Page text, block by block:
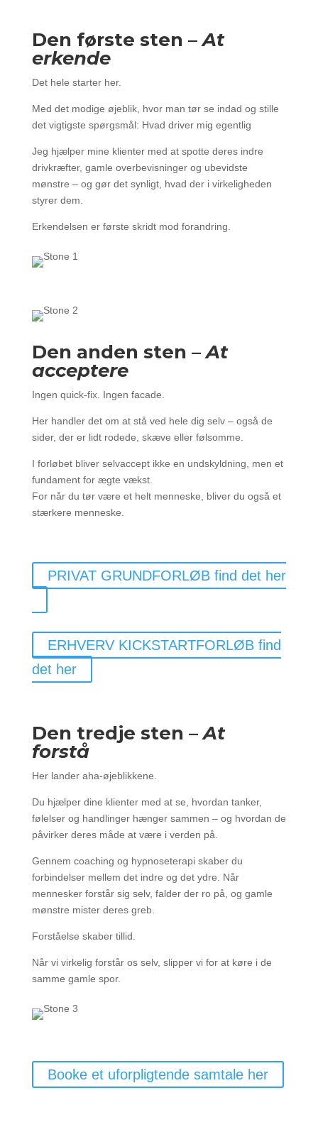
Den første sten –At
erkende
Det hele starter her.
Med det modige øjeblik, hvor man tør se indad og stille
det vigtigste spørgsmål: Hvad driver mig egentlig
Jeg hjælper mine klienter med at spotte deres indre
drivkræfter, gamle overbevisninger og ubevidste
mønstre – og gør det synligt, hvad der i virkeligheden
styrer dem.
Erkendelsen er første skridt mod forandring.
Den anden sten –At
acceptere
Ingen quick-fix. Ingen facade.
Her handler det om at stå ved hele dig selv – også de
sider, der er lidt rodede, skæve eller følsomme.
I forløbet bliver selvaccept ikke en undskyldning, men et
fundament for ægte vækst.
For når du tør være et helt menneske, bliver du også et
stærkere menneske.
PRIVAT GRUNDFORLØB find det her
ERHVERV KICKSTARTFORLØB find
det her
Den tredje sten –At
forstå
Her lander aha-øjeblikkene.
Du hjælper dine klienter med at se, hvordan tanker,
følelser og handlinger hænger sammen – og hvordan de
påvirker deres måde at være i verden på.
Gennem coaching og hypnoseterapi skaber du
forbindelser mellem det indre og det ydre. Når
mennesker forstår sig selv, falder der ro på, og gamle
mønstre mister deres greb.
Forståelse skaber tillid.
Når vi virkelig forstår os selv, slipper vi for at køre i de
samme gamle spor.
Booke et uforpligtende samtale her